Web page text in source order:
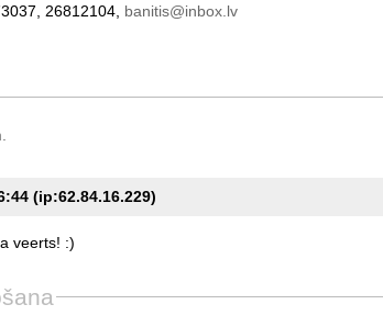
26812104, banitis@inbox.lv
(ip:62.84.16.229)
veerts! :)